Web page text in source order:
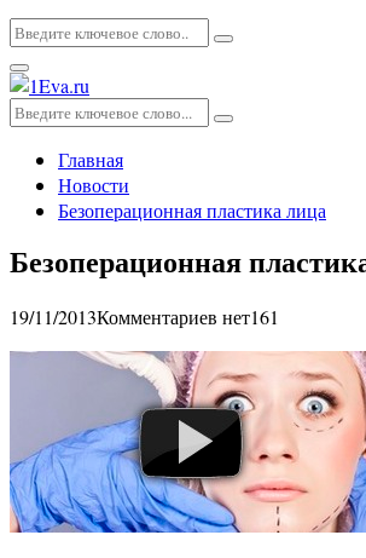
Искать:
Поиск
Основное
меню
Искать:
Поиск
Главная
Новости
Безоперационная пластика лица
Безоперационная
19/11/2013Комментариев нет161